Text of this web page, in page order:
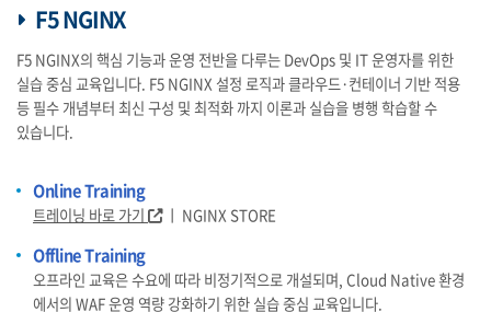
F5 NGINX
F5 NGINX의 핵심 기능과 운영 전반을 다루는 DevOps 및 IT 운영자를 위한
실습 중심 교육입니다. F5 NGINX 설정 로직과 클라우드·컨테이너 기반 적용
등 필수 개념부터 최신 구성 및 최적화 까지 이론과 실습을 병행 학습할 수
있습니다.
Online Training
트레이닝 바로 가기 ㅣ NGINX STORE
Offline Training
오프라인 교육은 수요에 따라 비정기적으로 개설되며, Cloud Native 환경
에서의 WAF 운영 역량 강화하기 위한 실습 중심 교육입니다.